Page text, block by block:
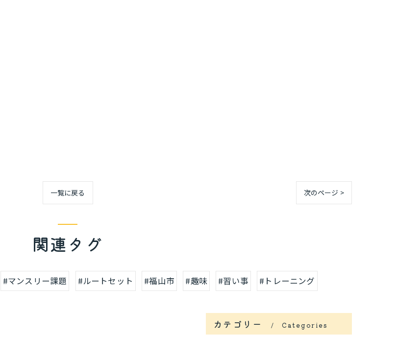
一覧に戻る 次のページ >
関連タグ
#マンスリー課題 #ルートセット #福山市 #趣味 #習い事 #トレーニング
カテゴリー Categories